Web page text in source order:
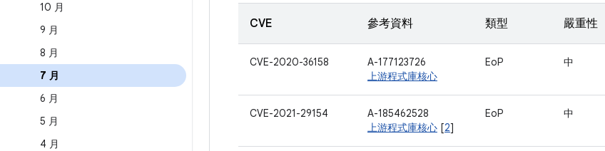
10 月
9 月
8 月
7 月
6 月
5 月
4 月
CVE 參考資料 類型 嚴重性
CVE-2020-36158
A-177123726
上游程式庫核心
EoP 中
CVE-2021-29154
A-185462528
上游程式庫核心 [2]
EoP 中